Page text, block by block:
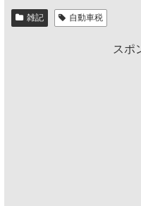
雑記 自動車税
スポ